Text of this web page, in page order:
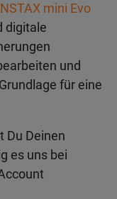
mini Evo
digitale
und
für eine
Du Deinen
es uns bei